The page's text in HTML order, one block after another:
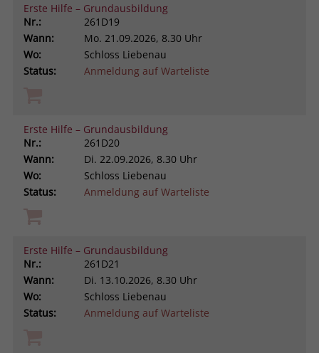
Erste Hilfe – Grundausbildung
Nr.:
261D19
Wann:
Mo. 21.09.2026, 8.30 Uhr
Wo:
Schloss Liebenau
Status:
Anmeldung auf Warteliste
Erste Hilfe – Grundausbildung
Nr.:
261D20
Wann:
Di. 22.09.2026, 8.30 Uhr
Wo:
Schloss Liebenau
Status:
Anmeldung auf Warteliste
Erste Hilfe – Grundausbildung
Nr.:
261D21
Wann:
Di. 13.10.2026, 8.30 Uhr
Wo:
Schloss Liebenau
Status:
Anmeldung auf Warteliste